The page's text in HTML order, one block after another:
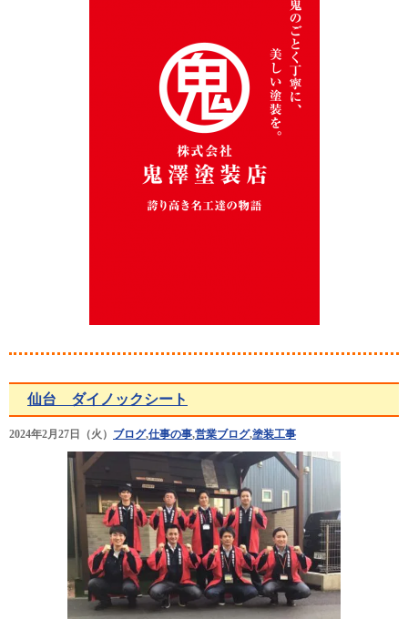
仙台 ダイノックシート
2024年2月27日（火） ブログ,仕事の事,営業ブログ,塗装工事